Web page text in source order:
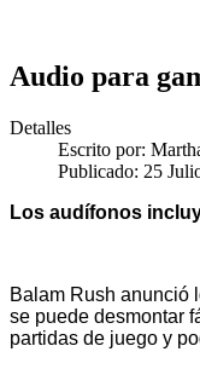
Audio para
Detalles
Escrito por:
Publicado: 25
Los audífonos
Balam Rush anunció
se puede desmontar
partidas de juego y